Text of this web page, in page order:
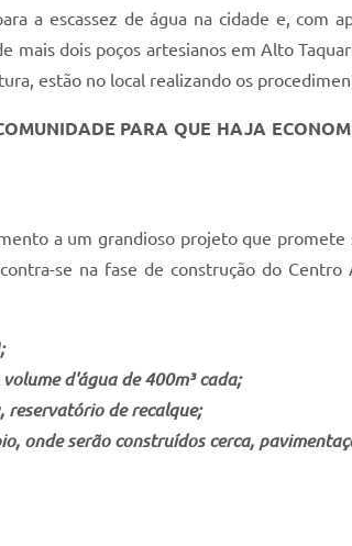
a escassez de água na cidade e, com
mais dois poços artesianos em Alto
estão no local realizando os
PARA QUE HAJA
a um grandioso projeto que
se na fase de construção do
d'água de 400m³ cada;
reservatório de recalque;
onde serão construídos cerca,